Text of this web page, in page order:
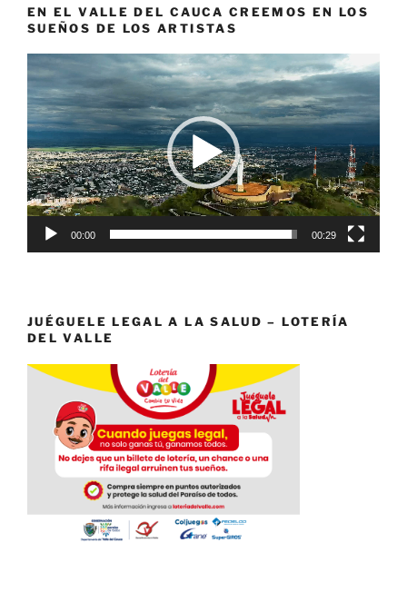
EN EL VALLE DEL CAUCA CREEMOS EN LOS
SUEÑOS DE LOS ARTISTAS
Reproductor
de
vídeo
00:00 00:29
JUÉGUELE LEGAL A LA SALUD – LOTERÍA
DEL VALLE